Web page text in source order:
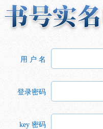
用 户 名
登录密码
key 密码